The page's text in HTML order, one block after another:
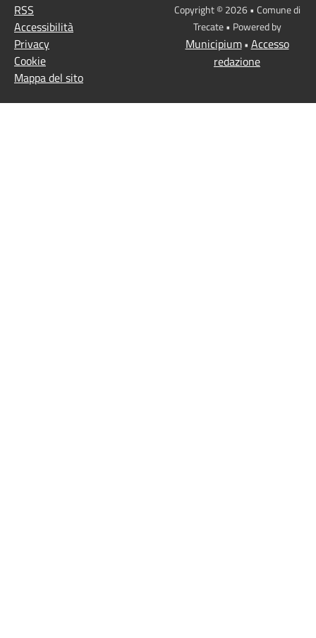
RSS
Accessibilità
Privacy
Cookie
Mappa del sito
Copyright © 2026 • Comune di
Trecate • Powered by
Municipium• Accesso
redazione